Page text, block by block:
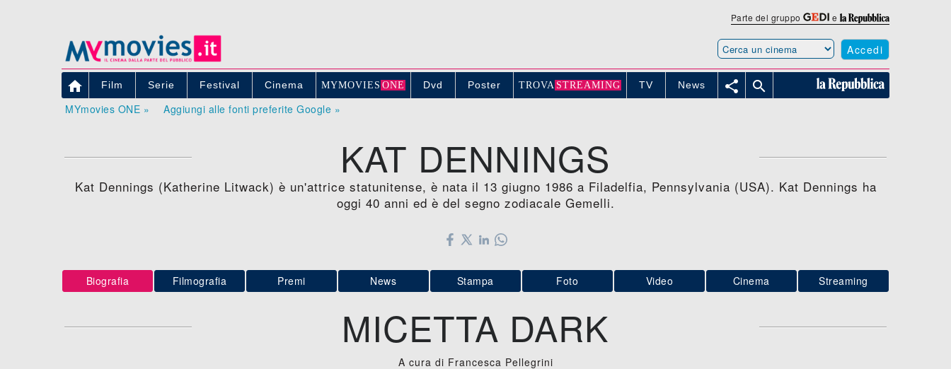
Parte del gruppo e
Accedi
 Film Serie Festival Cinema MYMOVIE S ONE Dvd Poster TROVA STREAMING TV News  
MYmovies ONE » Aggiungi alle fonti preferite Google »
KAT DENNINGS
Kat Dennings (Katherine Litwack) è un'attrice statunitense, è nata il 13 giugno 1986 a Filadelfia, Pennsylvania (USA). Kat Dennings ha
oggi 40 anni ed è del segno zodiacale Gemelli.
Biografia Filmografia Premi News Stampa Foto Video Cinema Streaming
MICETTA DARK
A cura di Francesca Pellegrini